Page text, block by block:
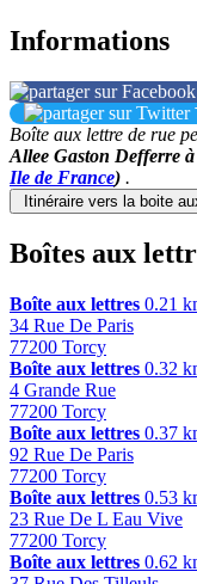
Informations
Boîte aux lettre de rue
Allee Gaston Defferre à
Ile de France) .
Itinéraire vers la boite
+
Boîtes aux
Boîte aux lettres 0.21
34 Rue De Paris
77200 Torcy
Boîte aux lettres 0.32
4 Grande Rue
77200 Torcy
Boîte aux lettres 0.37
92 Rue De Paris
77200 Torcy
Boîte aux lettres 0.53
23 Rue De L Eau Vive
77200 Torcy
Boîte aux lettres 0.62